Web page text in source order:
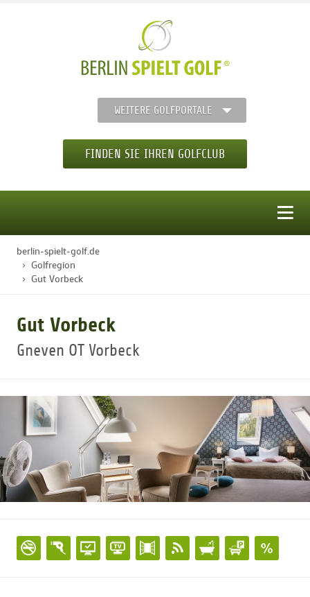
WEITERE GOLFPORTALE
FINDEN SIE IHREN GOLFCLUB
STARTSEITE
GOLFTURNIERE
MITGLIEDSCHAFT
GOLF NEWS
berlin-spielt-golf.de
Golfregion
Gut Vorbeck
Gut Vorbeck
Gneven OT Vorbeck